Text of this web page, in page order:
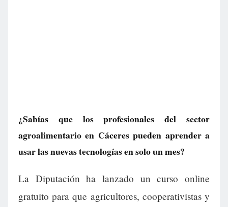
¿Sabías que los profesionales del sector
agroalimentario en Cáceres pueden aprender a
usar las nuevas tecnologías en solo un mes?
La Diputación ha lanzado un curso online
gratuito para que agricultores, cooperativistas y